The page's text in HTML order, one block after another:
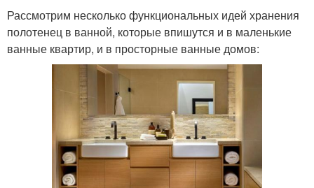
Рассмотрим несколько функциональных идей хранения
полотенец в ванной, которые впишутся и в маленькие
ванные квартир, и в просторные ванные домов: